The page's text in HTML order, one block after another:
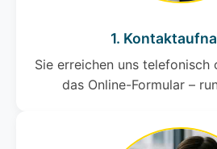
1.
Sie erreichen uns telefonisch
das Online-Formular –